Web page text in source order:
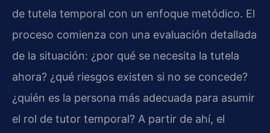
de tutela temporal con un enfoque metódico. El
proceso comienza con una evaluación detallada
de la situación: ¿por qué se necesita la tutela
ahora? ¿qué riesgos existen si no se concede?
¿quién es la persona más adecuada para asumir
el rol de tutor temporal? A partir de ahí, el